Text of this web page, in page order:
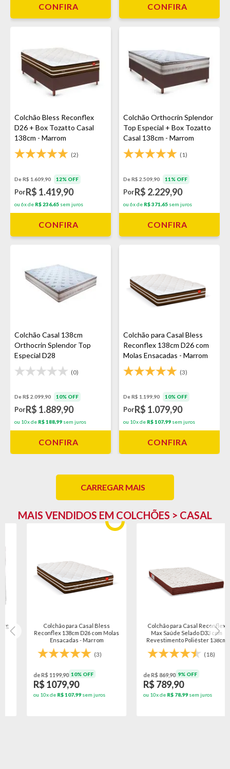
CONFIRA CONFIRA
Colchão Bless Reconflex
D26 + Box Tozatto Casal
138cm - Marrom
(2)
De R$ 1.609,90 12% OFF
PorR$ 1.419,90
ou 6x de R$ 236,65 sem juros
CONFIRA
Colchão Orthocrin Splendor
Top Especial + Box Tozatto
Casal 138cm - Marrom
(1)
De R$ 2.509,90 11% OFF
PorR$ 2.229,90
ou 6x de R$ 371,65 sem juros
CONFIRA
Colchão Casal 138cm
Orthocrin Splendor Top
Especial D28
(0)
De R$ 2.099,90 10% OFF
PorR$ 1.889,90
ou 10x de R$ 188,99 sem juros
CONFIRA
Colchão para Casal Bless
Reconflex 138cm D26 com
Molas Ensacadas - Marrom
(3)
De R$ 1.199,90 10% OFF
PorR$ 1.079,90
ou 10x de R$ 107,99 sem juros
CONFIRA
CARREGAR MAIS
MAIS VENDIDOS EM COLCHÕES > CASAL
Colchão para Casal Bless
Reconflex 138cm D26 com Molas
Ensacadas - Marrom
(3)
de R$ 1199,90 10% OFF
R$ 1079,90
ou 10x de R$ 107,99sem juros
Colchão para Casal Reconflex
Max Saúde Selado D33 com
Revestimento Poliéster 138cm
(18)
de R$ 869,90 9% OFF
R$ 789,90
ou 10x de R$ 78,99sem juros